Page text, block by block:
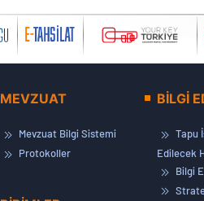
MEVZUAT
Mevzuat Bilgi Sistemi
Protokoller
BİLGİ
Tapu
Edilecek
Bilgi